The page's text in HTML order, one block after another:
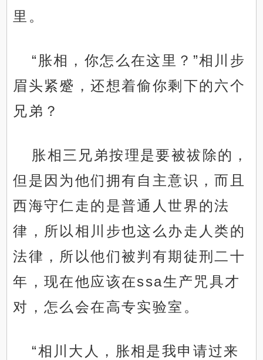
里。
“胀相，你怎么在这里？”相川步
眉头紧蹙，还想着偷你剩下的六个
兄弟？
胀相三兄弟按理是要被祓除的，
但是因为他们拥有自主意识，而且
西海守仁走的是普通人世界的法
律，所以相川步也这么办走人类的
法律，所以他们被判有期徒刑二十
年，现在他应该在ssa生产咒具才
对，怎么会在高专实验室。
“相川大人，胀相是我申请过来